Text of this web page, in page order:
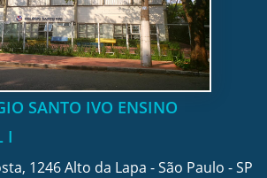
SANTO IVO ENSINO
I
1246 Alto da Lapa - São Paulo - SP